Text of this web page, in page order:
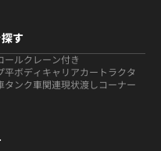
す
ールクレーン付き
平ボディ キャリアカー トラクタ
タンク車関連現状渡しコーナー